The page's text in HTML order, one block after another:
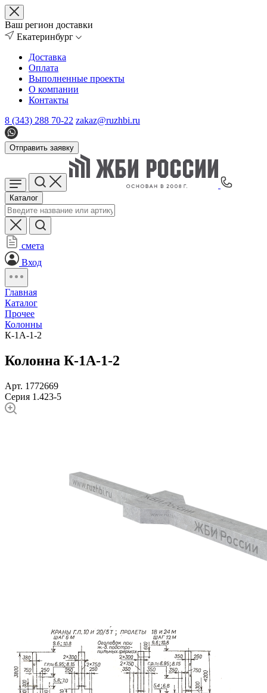
Ваш регион доставки
Екатеринбург
Доставка
Оплата
Выполненные проекты
О компании
Контакты
8 (343) 288 70-22 zakaz@ruzhbi.ru
Отправить заявку
Каталог
смета
Вход
Главная
Каталог
Прочее
Колонны
К-1А-1-2
Колонна К-1А-1-2
Арт. 1772669
Серия 1.423-5